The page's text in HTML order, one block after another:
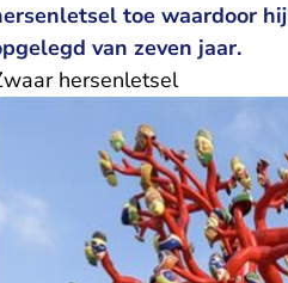
toe waardoor
van zeven jaar.
hersenletsel